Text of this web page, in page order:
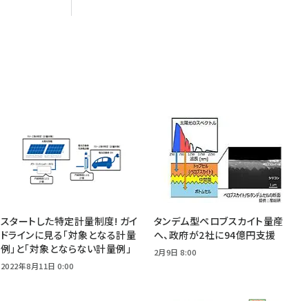
スタートした特定計量制度! ガイ
ドラインに見る「対象となる計量
例」と「対象とならない計量例」
2022年8月11日 0:00
タンデム型ペロブスカイト量産
へ、政府が2社に94億円支援
2月9日 8:00